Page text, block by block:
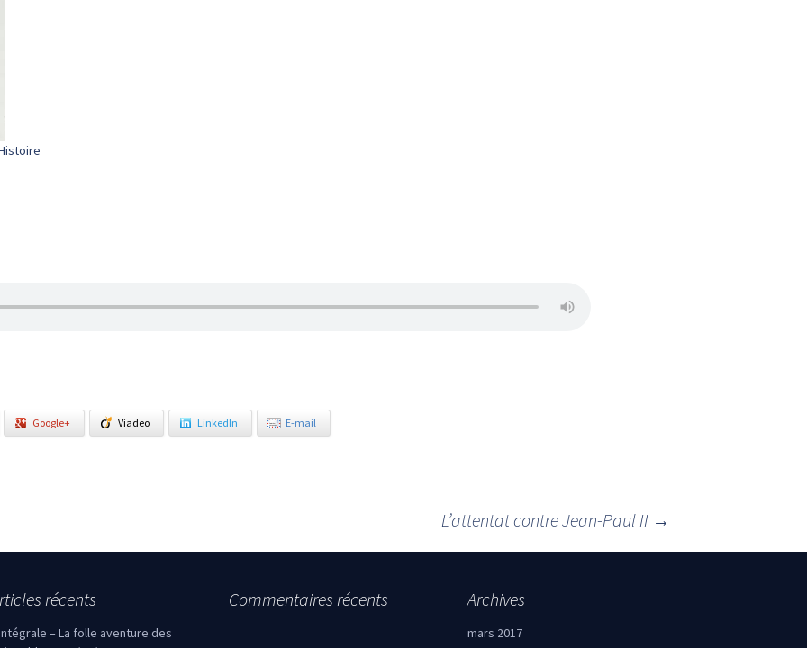
Google+ Viadeo LinkedIn E-mail
L’attentat contre Jean-Paul II →
récents
– La folle aventure des
Commentaires récents Archives
mars 2017